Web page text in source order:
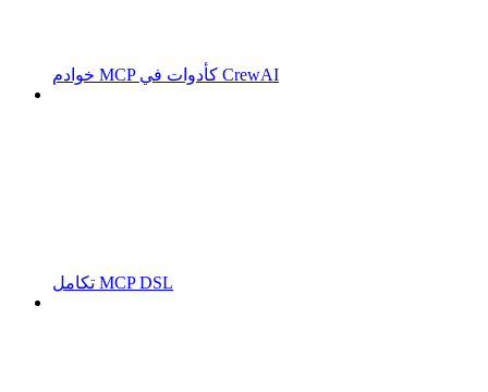
خوادم MCP كأدوات في CrewAI
تكامل MCP DSL